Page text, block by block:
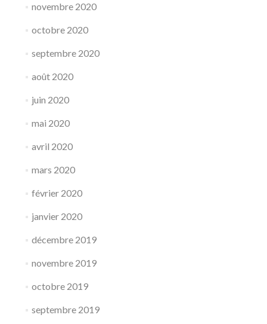
novembre 2020
octobre 2020
septembre 2020
août 2020
juin 2020
mai 2020
avril 2020
mars 2020
février 2020
janvier 2020
décembre 2019
novembre 2019
octobre 2019
septembre 2019